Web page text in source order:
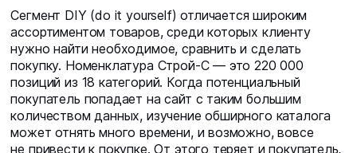
Сегмент DIY (do it yourself) отличается широким
ассортиментом товаров, среди которых клиенту
нужно найти необходимое, сравнить и сделать
покупку. Номенклатура Строй-С — это 220 000
позиций из 18 категорий. Когда потенциальный
покупатель попадает на сайт с таким большим
количеством данных, изучение обширного каталога
может отнять много времени, и возможно, вовсе
не привести к покупке. От этого теряет и покупатель,